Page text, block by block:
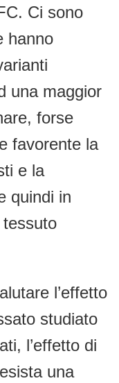
Ci sono
hanno
una maggior
forse
favorente la
e la
quindi in
l’effetto
studiato
l’effetto di
una